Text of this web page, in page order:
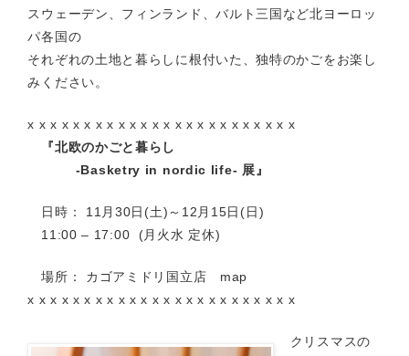
スウェーデン、フィンランド、バルト三国など北ヨーロッ
パ各国の
それぞれの土地と暮らしに根付いた、独特のかごをお楽し
みください。
x x x x x x x x x x x x x x x x x x x x x x x x
『北欧のかごと暮らし
-Basketry in nordic life- 展』
日時： 11月30日(土)～12月15日(日)
11:00 – 17:00 (月火水 定休)
場所： カゴアミドリ国立店 map
x x x x x x x x x x x x x x x x x x x x x x x x
クリスマスの